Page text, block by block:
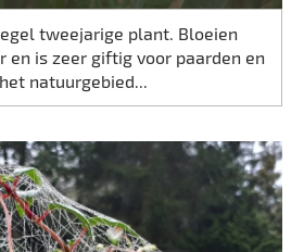
tweejarige plant. Bloeien
en is zeer giftig voor paarden en
natuurgebied...